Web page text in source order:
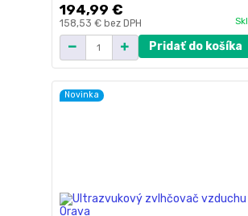
194,99 €
158,53 € bez DPH
Pridať do košíka
Novinka